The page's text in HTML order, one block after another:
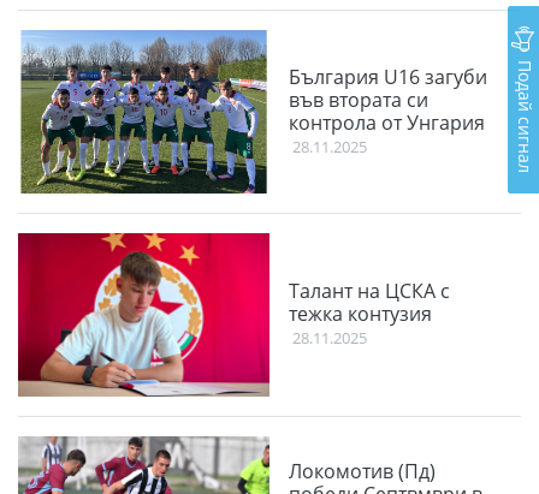
България U16 загуби
във втората си
контрола от Унгария
28.11.2025
Талант на ЦСКА с
тежка контузия
28.11.2025
Локомотив (Пд)
Подай сигнал